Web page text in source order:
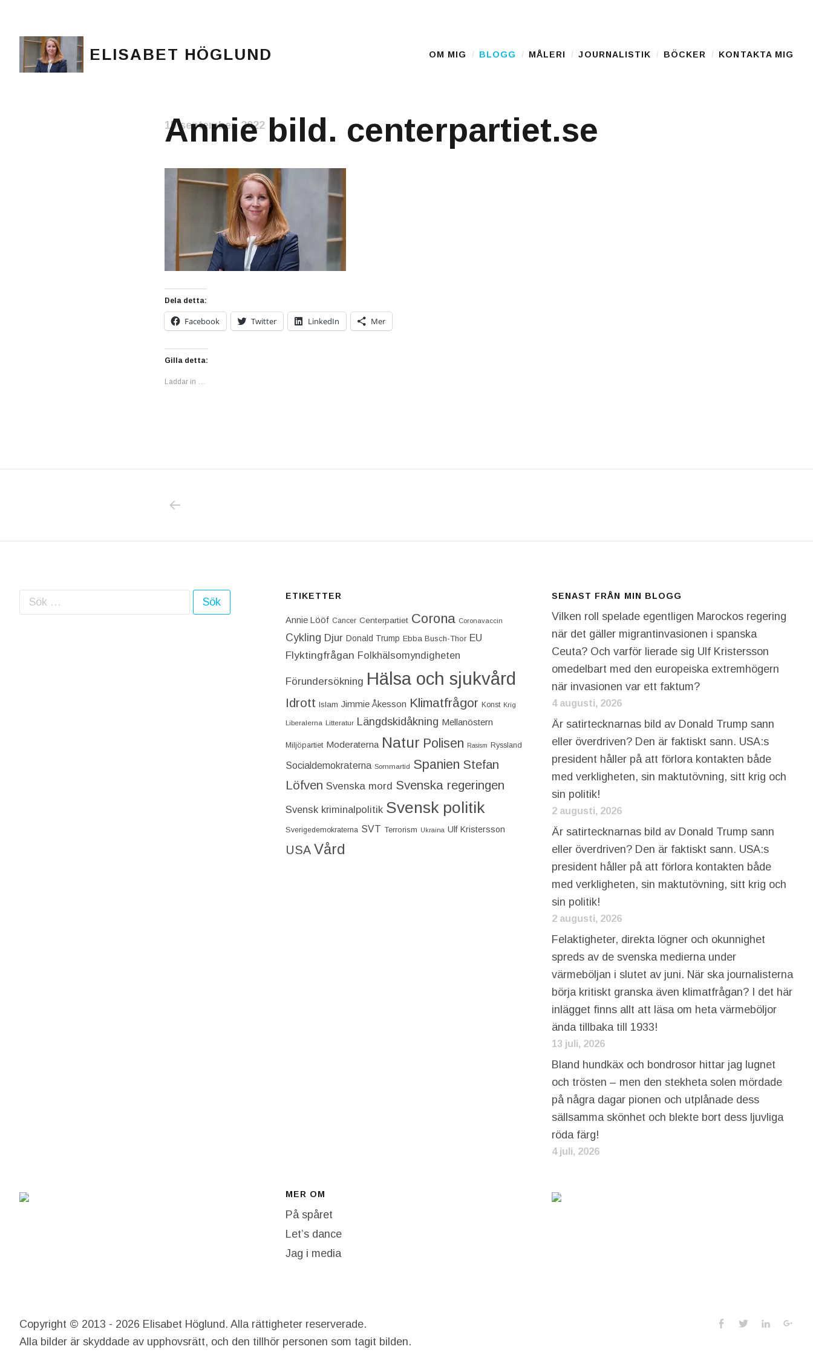
ELISABET HÖGLUND Main Menu
OM MIG BLOGG MÅLERI JOURNALISTIK BÖCKER KONTAKTA MIG
Annie bild. centerpartiet.se
15 september, 2022
Dela detta:
Facebook Twitter LinkedIn Mer
Gilla detta:
Laddar in …
Sök efter: ETIKETTER
Annie Lööf Cancer Centerpartiet‎ Corona Coronavaccin
Cykling Djur Donald Trump Ebba Busch-Thor EU
Flyktingfrågan Folkhälsomyndigheten
Förundersökning Hälsa och sjukvård
Idrott Islam Jimmie Åkesson Klimatfrågor Konst Krig
Liberalerna Litteratur Längdskidåkning Mellanöstern
Miljöpartiet Moderaterna Natur Polisen Rasism Ryssland
Socialdemokraterna Sommartid Spanien Stefan
Löfven Svenska mord Svenska regeringen
Svensk kriminalpolitik Svensk politik
Sverigedemokraterna SVT Terrorism Ukraina Ulf Kristersson
USA Vård
SENAST FRÅN MIN BLOGG
Vilken roll spelade egentligen Marockos regering
när det gäller migrantinvasionen i spanska
Ceuta? Och varför lierade sig Ulf Kristersson
omedelbart med den europeiska extremhögern
när invasionen var ett faktum?
4 augusti, 2026
Är satirtecknarnas bild av Donald Trump sann
eller överdriven? Den är faktiskt sann. USA:s
president håller på att förlora kontakten både
med verkligheten, sin maktutövning, sitt krig och
sin politik!
2 augusti, 2026
Är satirtecknarnas bild av Donald Trump sann
eller överdriven? Den är faktiskt sann. USA:s
president håller på att förlora kontakten både
med verkligheten, sin maktutövning, sitt krig och
sin politik!
2 augusti, 2026
Felaktigheter, direkta lögner och okunnighet
spreds av de svenska medierna under
värmeböljan i slutet av juni. När ska journalisterna
börja kritiskt granska även klimatfrågan? I det här
inlägget finns allt att läsa om heta värmeböljor
ända tillbaka till 1933!
13 juli, 2026
Bland hundkäx och bondrosor hittar jag lugnet
och trösten – men den stekheta solen mördade
på några dagar pionen och utplånade dess
sällsamma skönhet och blekte bort dess ljuvliga
röda färg!
4 juli, 2026
MER OM
På spåret
Let’s dance
Jag i media
Social
Facebook
TwitterLinkedIn
Copyright © 2013 - 2026 Elisabet Höglund. Alla rättigheter reserverade.
Alla bilder är skyddade av upphovsrätt, och den tillhör personen som tagit bilden.